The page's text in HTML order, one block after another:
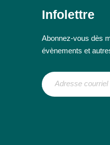
Infolettre
Abonnez-vous dès
évènements et